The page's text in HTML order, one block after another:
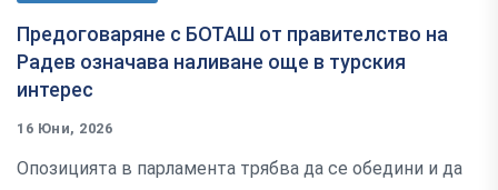
Предоговаряне с БОТАШ от правителство на
Радев означава наливане още в турския
интерес
16 Юни, 2026
Опозицията в парламента трябва да се обедини и да